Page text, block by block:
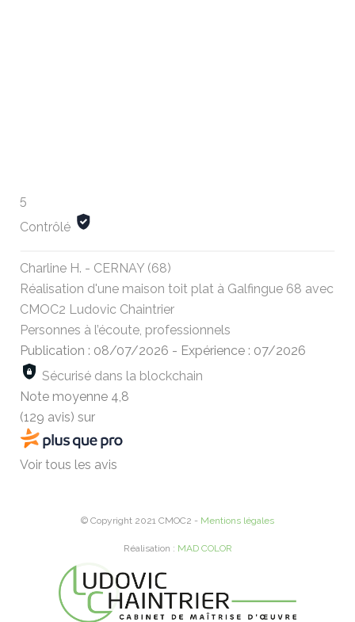
5
Contrôlé
Charline H. - CERNAY (68)
Réalisation d'une maison toit plat à Galfingue 68 avec
CMOC2 Ludovic Chaintrier
Personnes à l’écoute, professionnels
Publication : 08/07/2026 - Expérience : 07/2026
Sécurisé dans la blockchain
Note moyenne 4,8
(129 avis) sur
Voir tous les avis
© Copyright 2021 CMOC2 - Mentions légales
Réalisation : MAD COLOR